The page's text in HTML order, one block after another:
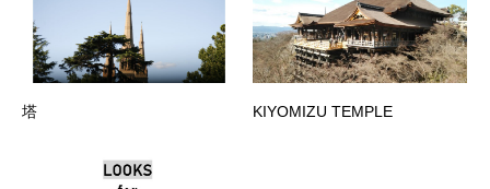
塔 KIYOMIZU TEMPLE